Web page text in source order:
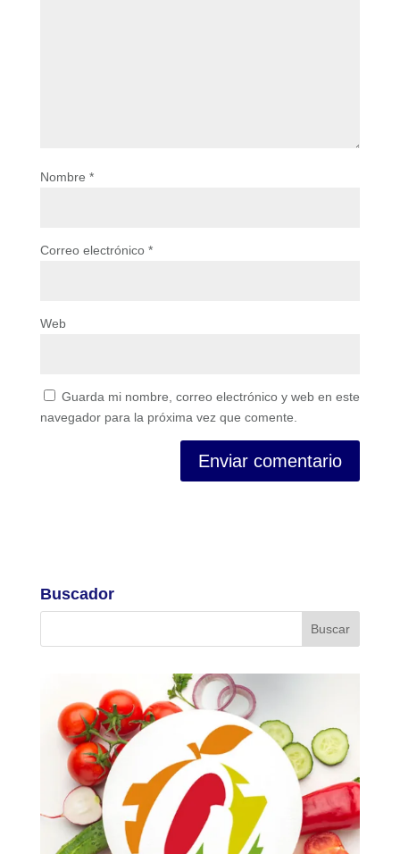
Nombre *
Correo electrónico *
Web
Guarda mi nombre, correo electrónico y web en este
navegador para la próxima vez que comente.
Buscador